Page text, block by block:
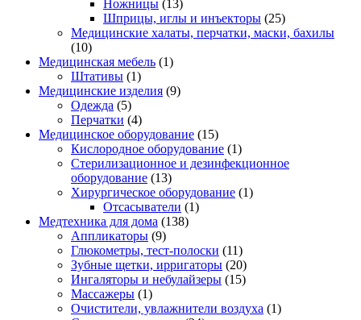
Ножницы (13)
Шприцы, иглы и инъекторы (25)
Медицинские халаты, перчатки, маски, бахилы
(10)
Медицинская мебель (1)
Штативы (1)
Медицинские изделия (9)
Одежда (5)
Перчатки (4)
Медицинское оборудование (15)
Кислородное оборудование (1)
Стерилизационное и дезинфекционное
оборудование (13)
Хирургическое оборудование (1)
Отсасыватели (1)
Медтехника для дома (138)
Аппликаторы (9)
Глюкометры, тест-полоски (11)
Зубные щетки, ирригаторы (20)
Ингаляторы и небулайзеры (15)
Массажеры (1)
Очистители, увлажнители воздуха (1)